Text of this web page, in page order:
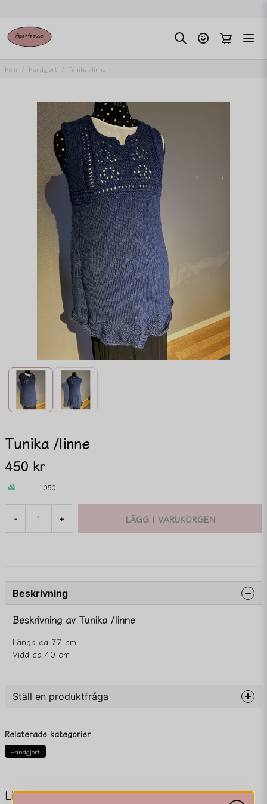
Hem Handgjort Tunika /linne
Tunika /linne
450 kr
1050
- + LÄGG I VARUKORGEN
Liknande produkter
Beskrivning
Beskrivning av Tunika /linne
Längd ca 77 cm
Vidd ca 40 cm
Ställ en produktfråga
Fråga oss något om denna produkten...
Namn
Relaterade kategorier
Handgjort